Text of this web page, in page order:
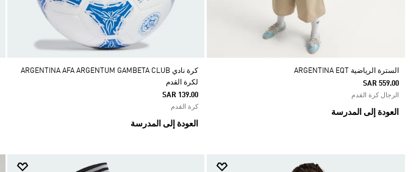
السترة الرياضية ARGENTINA EQT
SAR 559.00
الرجال كرة القدم
العودة إلى المدرسة
كرة نادي ARGENTINA AFA ARGENTUM GAMBETA CLUB
لكرة القدم
SAR 139.00
كرة القدم
العودة إلى المدرسة